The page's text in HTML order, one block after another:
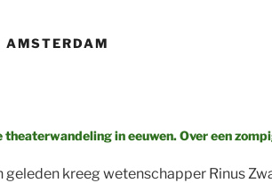
theaterwandeling in eeuwen. Over een
geleden kreeg wetenschapper Rinus